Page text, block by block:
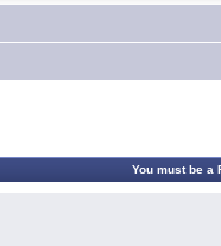
You must be a